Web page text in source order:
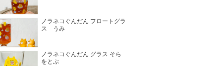
ノラネコぐんだん フロートグラ
ス うみ
ノラネコぐんだん グラス そら
をとぶ